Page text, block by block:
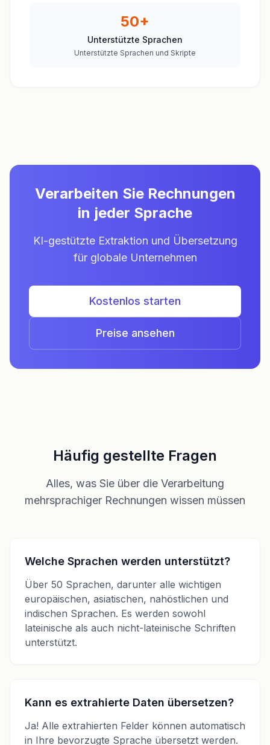
50+
Unterstützte Sprachen
Unterstützte Sprachen und Skripte
Verarbeiten Sie Rechnungen
in jeder Sprache
KI-gestützte Extraktion und Übersetzung
für globale Unternehmen
Kostenlos starten
Preise ansehen
Häufig gestellte Fragen
Alles, was Sie über die Verarbeitung
mehrsprachiger Rechnungen wissen müssen
Welche Sprachen werden unterstützt?
Über 50 Sprachen, darunter alle wichtigen
europäischen, asiatischen, nahöstlichen und
indischen Sprachen. Es werden sowohl
lateinische als auch nicht-lateinische Schriften
unterstützt.
Kann es extrahierte Daten übersetzen?
Ja! Alle extrahierten Felder können automatisch
in Ihre bevorzugte Sprache übersetzt werden.